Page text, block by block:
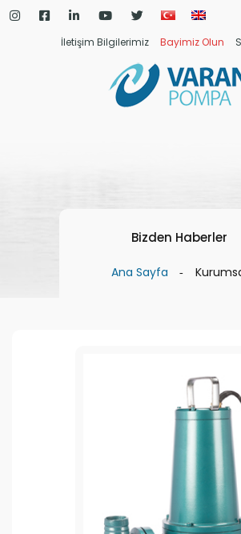
İletişim Bilgilerimiz Bayimiz Olun
Bizden Haberler
Ana Sayfa